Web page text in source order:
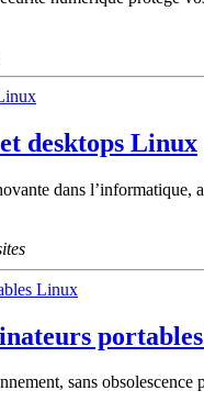
desktops Linux
dans
sans